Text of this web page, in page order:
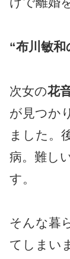
“布川敏
次女の花
が見つか
ました。
病。難し
す。
そんな暮
てしまい